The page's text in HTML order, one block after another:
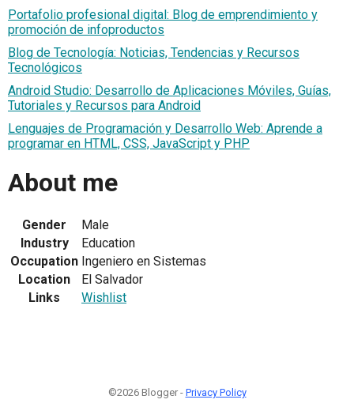
Portafolio profesional digital: Blog de emprendimiento y
promoción de infoproductos
Blog de Tecnología: Noticias, Tendencias y Recursos
Tecnológicos
Android Studio: Desarrollo de Aplicaciones Móviles, Guías,
Tutoriales y Recursos para Android
Lenguajes de Programación y Desarrollo Web: Aprende a
programar en HTML, CSS, JavaScript y PHP
About me
Gender
Male
Industry
Education
Occupation Ingeniero en Sistemas
Location
El Salvador
Links
Wishlist
©2026 Blogger - Privacy Policy